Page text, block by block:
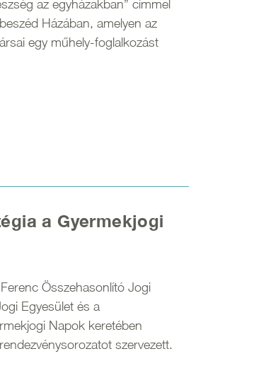
az egyházakban” címmel
Házában, amelyen az
egy műhely-foglalkozást
a Gyermekjogi
Összehasonlító Jogi
Egyesület és a
Napok keretében
szervezett.